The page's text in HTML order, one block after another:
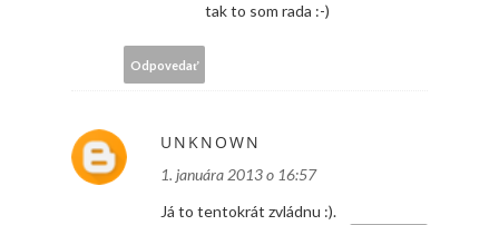
tak to som rada :-)
Odpovedať
UNKNOWN
1. januára 2013 o 16:57
Já to tentokrát zvládnu :).